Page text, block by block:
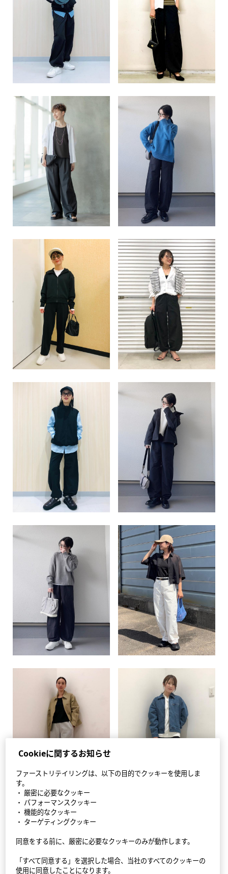
StyleHint アプリ
利用規約
Cookieに関するお知らせ
ファーストリテイリングは、以下の目的でクッキーを使用しま
す。
・ 厳密に必要なクッキー
・ パフォーマンスクッキー
・ 機能的なクッキー
・ ターゲティングクッキー
同意をする前に、厳密に必要なクッキーのみが動作します。
「すべて同意する」を選択した場合、当社のすべてのクッキーの
使用に同意したことになります。